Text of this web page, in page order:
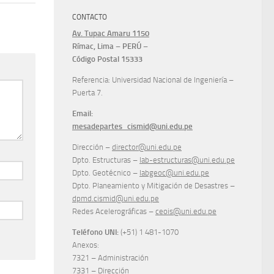
CONTACTO
Av. Tupac Amaru 1150
Rímac, Lima – PERÚ –
Código Postal 15333
Referencia: Universidad Nacional de Ingeniería –
Puerta 7.
Email:
mesadepartes_cismid@uni.edu.pe
Dirección – director@uni.edu.pe
Dpto. Estructuras – lab-estructuras@uni.edu.pe
Dpto. Geotécnico – labgeoc@uni.edu.pe
Dpto. Planeamiento y Mitigación de Desastres –
dpmd.cismid@uni.edu.pe
Redes Acelerográficas – ceois@uni.edu.pe
Teléfono UNI: (+51) 1 481-1070
Anexos:
7321 – Administración
7331 – Dirección